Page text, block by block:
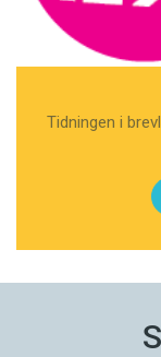
Tidningen i